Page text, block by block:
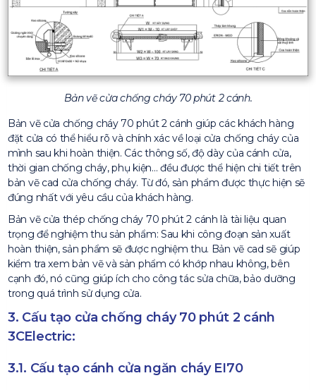
Bản vẽ cửa chống cháy 70 phút 2 cánh.
Bản vẽ cửa chống cháy 70 phút 2 cánh giúp các khách hàng
đặt cửa có thể hiểu rõ và chính xác về loại cửa chống cháy của
mình sau khi hoàn thiện. Các thông số, độ dày của cánh cửa,
thời gian chống cháy, phụ kiện… đều được thể hiện chi tiết trên
bản vẽ cad cửa chống cháy. Từ đó, sản phẩm được thực hiện sẽ
đúng nhất với yêu cầu của khách hàng.
Bản vẽ cửa thép chống cháy 70 phút 2 cánh là tài liệu quan
trọng để nghiệm thu sản phẩm: Sau khi công đoạn sản xuất
hoàn thiện, sản phẩm sẽ được nghiệm thu. Bản vẽ cad sẽ giúp
kiểm tra xem bản vẽ và sản phẩm có khớp nhau không, bên
cạnh đó, nó cũng giúp ích cho công tác sửa chữa, bảo dưỡng
trong quá trình sử dụng cửa.
3. Cấu tạo cửa chống cháy 70 phút 2 cánh
3CElectric:
3.1. Cấu tạo cánh cửa ngăn cháy EI70